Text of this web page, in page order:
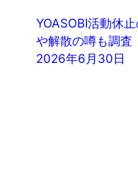
YOASOBI活動休
や解散の噂も調査
2026年6月30日